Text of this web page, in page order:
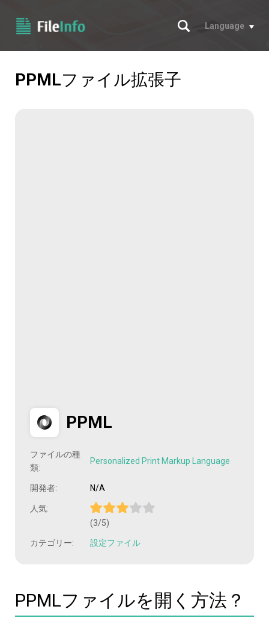
サーチ
Language
PPMLファイル拡張子
PPML
ファイルの種
類:
Personalized Print Markup Language
開発者: N/A
人気:
(3/5)
カテゴリー: 設定ファイル
PPMLファイルを開く方法？